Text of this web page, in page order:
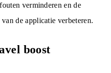
verminderen en de
de applicatie verbeteren.
boost